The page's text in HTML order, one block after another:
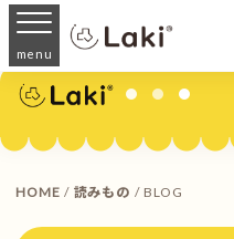
menu
HOME / 読みもの / BLOG